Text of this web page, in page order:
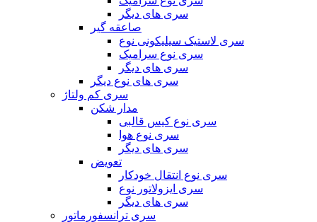
سری های دیگر
صاعقه گیر
سری لاستیک سیلیکونی نوع
سری نوع سرامیک
سری های دیگر
سری های نوع دیگر
سری کم ولتاژ
مدار شکن
سری نوع کیس قالبی
سری نوع هوا
سری های دیگر
تعویض
سری نوع انتقال خودکار
سری ایزولاتور نوع
سری های دیگر
سری ترانسفورماتور